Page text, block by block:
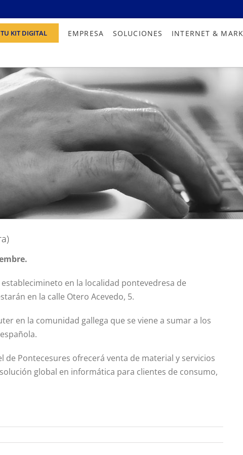
KIT DIGITAL EMPRESA SOLUCIONES INTERNET &
en la localidad pontevedresa de
en la calle Otero Acevedo, 5.
en la comunidad gallega que se viene a sumar a los
Pontecesures ofrecerá venta de material y servicios
global en informática para clientes de consumo,